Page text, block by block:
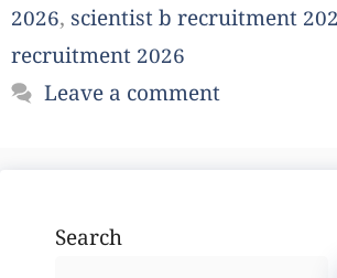
2026, scientist b recruitment
recruitment 2026
Leave a comment
Search